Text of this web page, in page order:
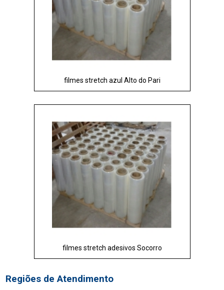
filmes stretch azul Alto do Pari
filmes stretch adesivos Socorro
Regiões de Atendimento